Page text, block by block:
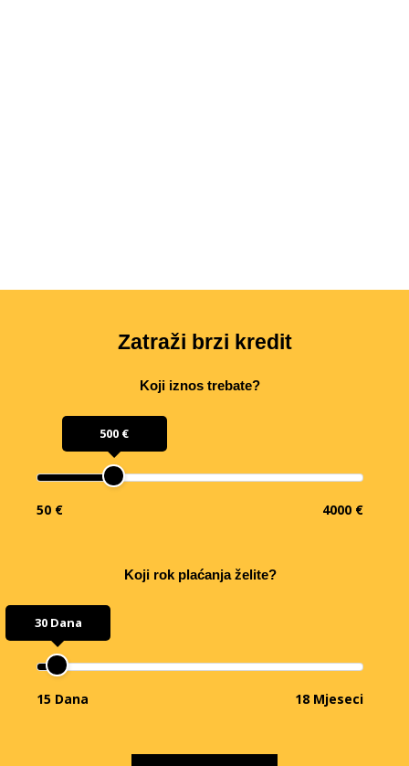
Zatraži brzi kredit
Koji iznos trebate?
500 €
50 € 4000 €
Koji rok plaćanja želite?
30 Dana
15 Dana 18 Mjeseci